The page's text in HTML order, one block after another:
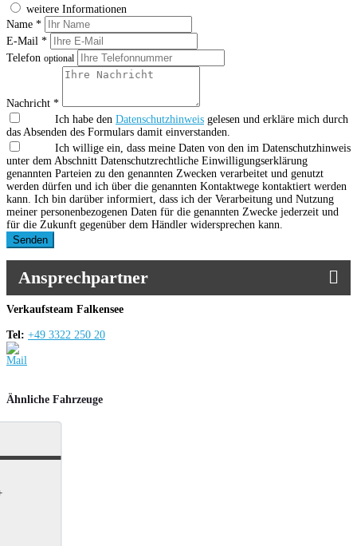
weitere Informationen
Name *
E-Mail *
Telefon optional
Nachricht *
Ich habe den Datenschutzhinweis gelesen und erkläre mich durch
das Absenden des Formulars damit einverstanden.
Ich willige ein, dass meine Daten von den im Datenschutzhinweis
unter dem Abschnitt Datenschutzrechtliche Einwilligungserklärung
genannten Parteien zu den genannten Zwecken verarbeitet und genutzt
werden dürfen und ich über die genannten Kontaktwege kontaktiert werden
kann. Ich bin darüber informiert, dass ich der Verarbeitung und Nutzung
meiner personenbezogenen Daten für die genannten Zwecke jederzeit und
für die Zukunft gegenüber dem Händler widersprechen kann.
Senden
Ansprechpartner
Verkaufsteam Falkensee
Tel: +49 3322 250 20
Ähnliche Fahrzeuge